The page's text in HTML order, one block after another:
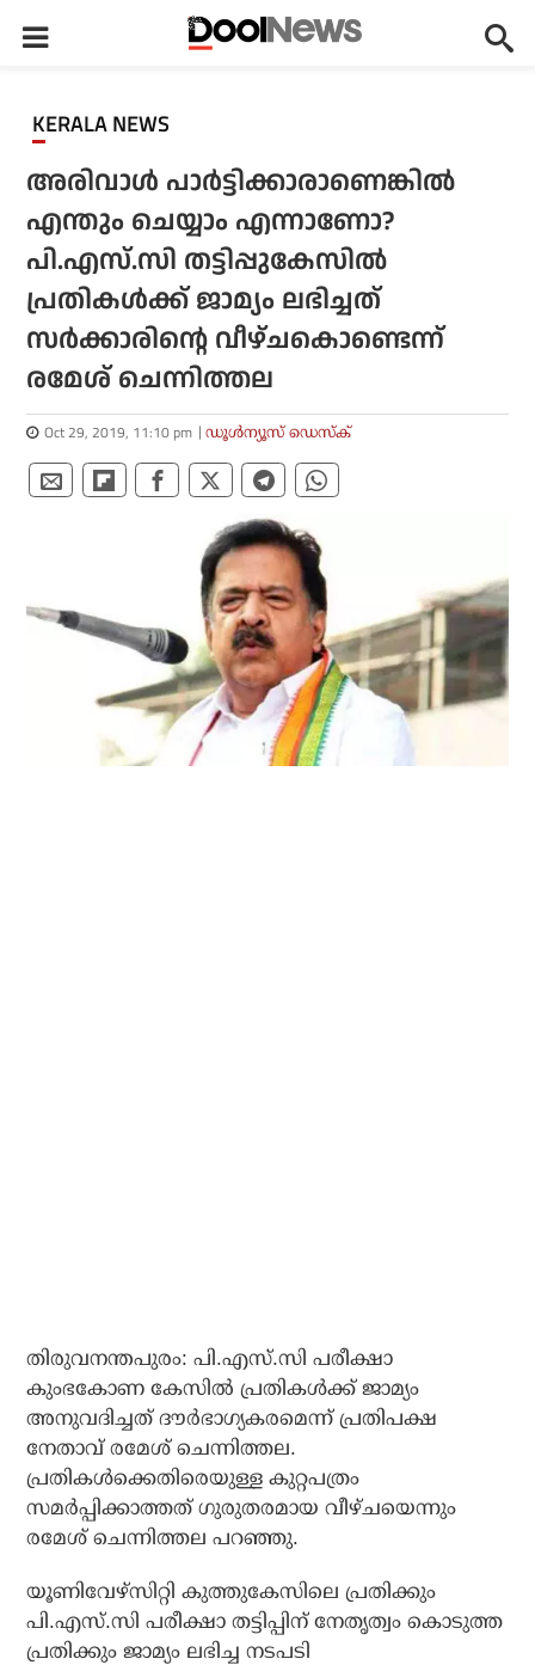
KERALA NEWS
അരിവാള്‍ പാര്‍ട്ടിക്കാരാണെങ്കില്‍
എന്തും ചെയ്യാം എന്നാണോ?
പി.എസ്.സി തട്ടിപ്പുകേസില്‍
പ്രതികള്‍ക്ക് ജാമ്യം ലഭിച്ചത്
സര്‍ക്കാരിന്റെ വീഴ്ചകൊണ്ടെന്ന്
രമേശ് ചെന്നിത്തല
Oct 29, 2019, 11:10 pm ഡൂള്‍ന്യൂസ് ഡെസ്‌ക്
തിരുവനന്തപുരം: പി.എസ്.സി പരീക്ഷാ
കുംഭകോണ കേസില്‍ പ്രതികള്‍ക്ക് ജാമ്യം
അനുവദിച്ചത് ദൗര്‍ഭാഗ്യകരമെന്ന് പ്രതിപക്ഷ
നേതാവ് രമേശ് ചെന്നിത്തല.
പ്രതികള്‍ക്കെതിരെയുള്ള കുറ്റപത്രം
സമര്‍പ്പിക്കാത്തത് ഗുരുതരമായ വീഴ്ചയെന്നും
രമേശ് ചെന്നിത്തല പറഞ്ഞു.
യൂണിവേഴ്‌സിറ്റി കുത്തുകേസിലെ പ്രതിക്കും
പി.എസ്.സി പരീക്ഷാ തട്ടിപ്പിന് നേതൃത്വം കൊടുത്ത
പ്രതിക്കും ജാമ്യം ലഭിച്ച നടപടി